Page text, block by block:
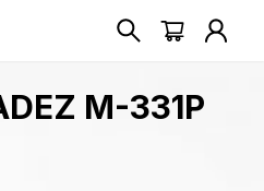
M-331P